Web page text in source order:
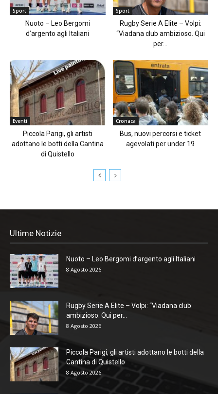
Sport
Nuoto – Leo Bergomi
d’argento agli Italiani
Sport
Rugby Serie A Elite – Volpi:
“Viadana club ambizioso. Qui
per...
Eventi
Piccola Parigi, gli artisti
adottano le botti della Cantina
di Quistello
Cronaca
Bus, nuovi percorsi e ticket
agevolati per under 19
Ultime Notizie
Nuoto – Leo Bergomi d’argento agli Italiani
8 Agosto 2026
Rugby Serie A Elite – Volpi: “Viadana club
ambizioso. Qui per...
8 Agosto 2026
Piccola Parigi, gli artisti adottano le botti della
Cantina di Quistello
8 Agosto 2026